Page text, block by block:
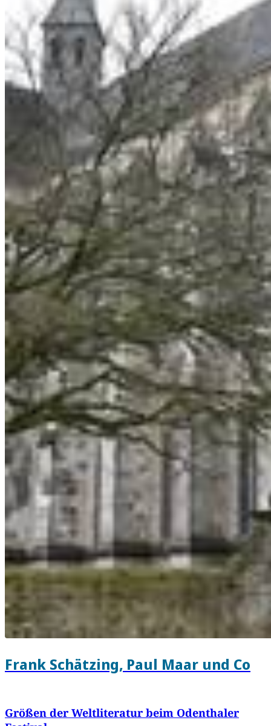
Frank Schätzing, Paul Maar und Co
Größen der Weltliteratur beim Odenthaler